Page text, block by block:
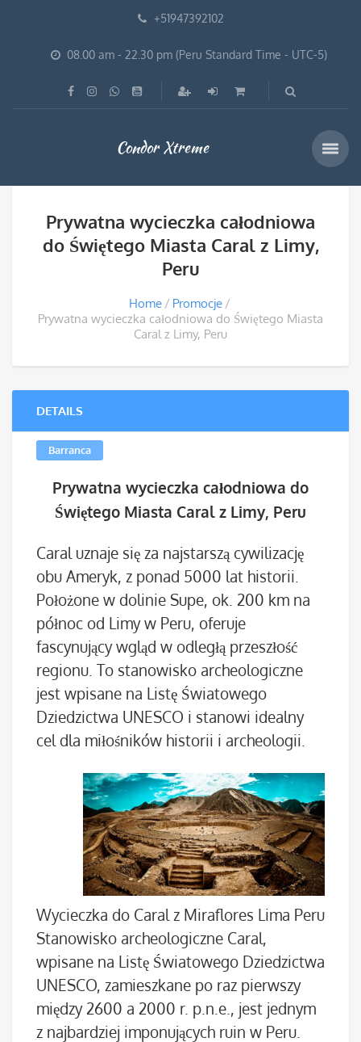
+51947392102
08.00 am - 22.30 pm (Peru Standard Time - UTC-5)
Condor Xtreme
Prywatna wycieczka całodniowa
do Świętego Miasta Caral z Limy,
Peru
Home
Promocje
Prywatna wycieczka całodniowa do Świętego Miasta
Caral z Limy, Peru
DETAILS
Barranca
Prywatna wycieczka całodniowa do
Świętego Miasta Caral z Limy, Peru
Caral uznaje się za najstarszą cywilizację
obu Ameryk, z ponad 5000 lat historii.
Położone w dolinie Supe, ok. 200 km na
północ od Limy w Peru, oferuje
fascynujący wgląd w odległą przeszłość
regionu. To stanowisko archeologiczne
jest wpisane na Listę Światowego
Dziedzictwa UNESCO i stanowi idealny
cel dla miłośników historii i archeologii.
Wycieczka do Caral z Miraflores Lima Peru
Stanowisko archeologiczne Caral,
wpisane na Listę Światowego Dziedzictwa
UNESCO, zamieszkane po raz pierwszy
między 2600 a 2000 r. p.n.e., jest jednym
z najbardziej imponujących ruin w Peru.